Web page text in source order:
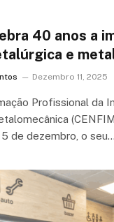
40 anos a
e
Dezembro 11, 2025
Profissional da
de dezembro, o seu…